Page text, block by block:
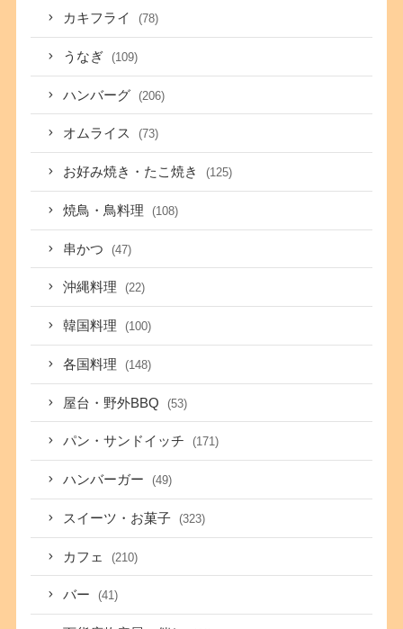
カキフライ (78)
うなぎ (109)
ハンバーグ (206)
オムライス (73)
お好み焼き・たこ焼き (125)
焼鳥・鳥料理 (108)
串かつ (47)
沖縄料理 (22)
韓国料理 (100)
各国料理 (148)
屋台・野外BBQ (53)
パン・サンドイッチ (171)
ハンバーガー (49)
スイーツ・お菓子 (323)
カフェ (210)
バー (41)